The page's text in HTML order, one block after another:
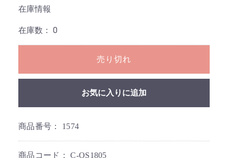
在庫情報
在庫数： 0
売り切れ
お気に入りに追加
商品番号： 1574
商品コード：C-OS1805